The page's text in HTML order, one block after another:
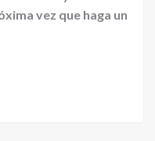
vez que haga un